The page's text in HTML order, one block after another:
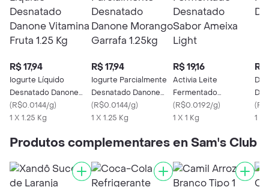
R$ 17,94
Iogurte Líquido
Desnatado Danone
Vitamina Fruta 1.25 Kg
(R$0.0144/g)
1 X 1.25 Kg
R$ 17,94
Iogurte Parcialmente
Desnatado Danone
Morango Garrafa
1.25kg
(R$0.0144/g)
1 X 1.25 Kg
R$ 19,16
Activia Leite
Fermentado
Desnatado Sabor
Ameixa Light
(R$0.0192/g)
1 X 1 Kg
R$
(
1 X
Produtos complementares en Sam's Club